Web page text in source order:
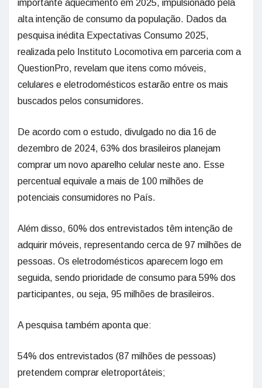
importante aquecimento em 2025, impulsionado pela
alta intenção de consumo da população. Dados da
pesquisa inédita Expectativas Consumo 2025,
realizada pelo Instituto Locomotiva em parceria com a
QuestionPro, revelam que itens como móveis,
celulares e eletrodomésticos estarão entre os mais
buscados pelos consumidores.
De acordo com o estudo, divulgado no dia 16 de
dezembro de 2024, 63% dos brasileiros planejam
comprar um novo aparelho celular neste ano. Esse
percentual equivale a mais de 100 milhões de
potenciais consumidores no País.
Além disso, 60% dos entrevistados têm intenção de
adquirir móveis, representando cerca de 97 milhões de
pessoas. Os eletrodomésticos aparecem logo em
seguida, sendo prioridade de consumo para 59% dos
participantes, ou seja, 95 milhões de brasileiros.
A pesquisa também aponta que:
54% dos entrevistados (87 milhões de pessoas)
pretendem comprar eletroportáteis;